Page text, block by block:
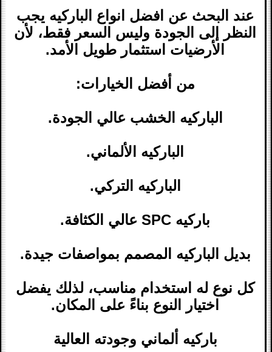
عند البحث عن افضل انواع الباركيه يجب
النظر إلى الجودة وليس السعر فقط، لأن
الأرضيات استثمار طويل الأمد.
من أفضل الخيارات:
الباركيه الخشب عالي الجودة.
الباركيه الألماني.
الباركيه التركي.
باركيه SPC عالي الكثافة.
بديل الباركيه المصمم بمواصفات جيدة.
كل نوع له استخدام مناسب، لذلك يفضل
اختيار النوع بناءً على المكان.
باركيه ألماني وجودته العالية